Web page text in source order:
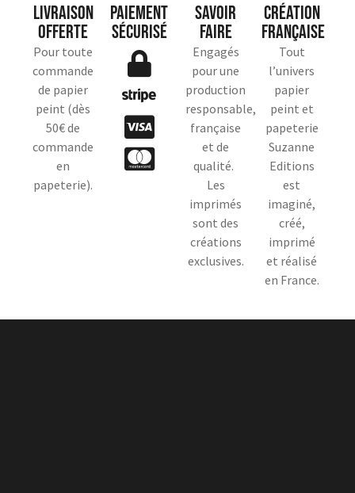
Livraison
offerte
Pour toute
commande
de papier
peint (dès
50€ de
commande
en
papeterie).
Paiement
sécurisé
Savoir
faire
Engagés
pour une
production
responsable,
française
et de
qualité.
Les
imprimés
sont des
créations
exclusives.
Création
française
Tout
l’univers
papier
peint et
papeterie
Suzanne
Editions
est
imaginé,
créé,
imprimé
et réalisé
en France.